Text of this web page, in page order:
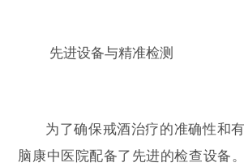
先进设备与精准检测
为了确保戒酒治疗的准确性和
脑康中医院配备了先进的检查设备